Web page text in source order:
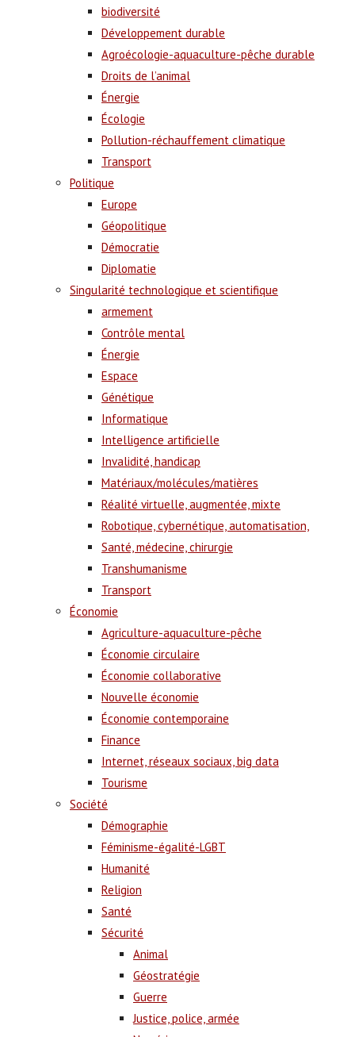
biodiversité
Développement durable
Agroécologie-aquaculture-pêche durable
Droits de l’animal
Énergie
Écologie
Pollution-réchauffement climatique
Transport
Politique
Europe
Géopolitique
Démocratie
Diplomatie
Singularité technologique et scientifique
armement
Contrôle mental
Énergie
Espace
Génétique
Informatique
Intelligence artificielle
Invalidité, handicap
Matériaux/molécules/matières
Réalité virtuelle, augmentée, mixte
Robotique, cybernétique, automatisation,
Santé, médecine, chirurgie
Transhumanisme
Transport
Économie
Agriculture-aquaculture-pêche
Économie circulaire
Économie collaborative
Nouvelle économie
Économie contemporaine
Finance
Internet, réseaux sociaux, big data
Tourisme
Société
Démographie
Féminisme-égalité-LGBT
Humanité
Religion
Santé
Sécurité
Animal
Géostratégie
Guerre
Justice, police, armée